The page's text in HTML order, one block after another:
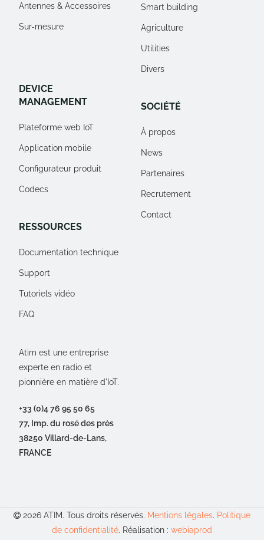
Atim est une entreprise
experte en radio et
pionnière en matière d'IoT.
+33 (0)4 76 95 50 65
77, Imp. du rosé des près
38250 Villard-de-Lans,
FRANCE
Antennes & Accessoires
Sur-mesure
DEVICE
MANAGEMENT
Plateforme web IoT
Application mobile
Configurateur produit
Codecs
RESSOURCES
Documentation technique
Support
Tutoriels vidéo
FAQ
Smart building
Agriculture
Utilities
Divers
SOCIÉTÉ
À propos
News
Partenaires
Recrutement
Contact
2026 ATIM. Tous droits réservés. Mentions légales. Politique
de confidentialité. Réalisation : webiaprod